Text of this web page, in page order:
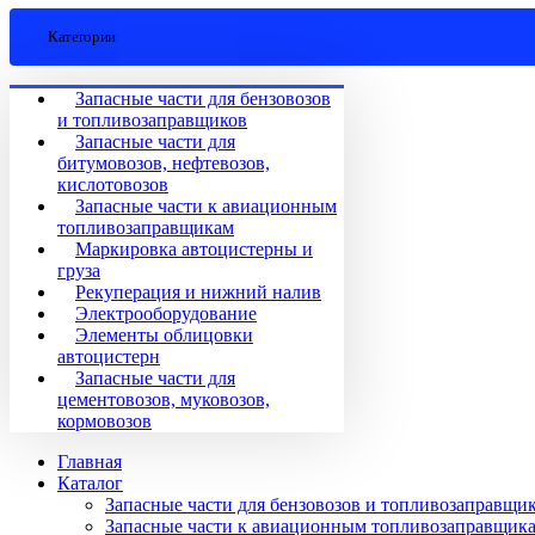
Категории
Запасные части для бензовозов
и топливозаправщиков
Запасные части для
битумовозов, нефтевозов,
кислотовозов
Запасные части к авиационным
топливозаправщикам
Маркировка автоцистерны и
груза
Рекуперация и нижний налив
Электрооборудование
Элементы облицовки
автоцистерн
Запасные части для
цементовозов, муковозов,
кормовозов
Главная
Каталог
Запасные части для бензовозов и
Запасные части к авиационным